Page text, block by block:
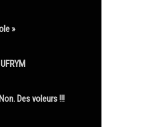
»
Des voleurs !!!